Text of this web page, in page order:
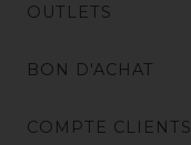
OUTLETS
BON D'ACHAT
COMPTE CLIENTS